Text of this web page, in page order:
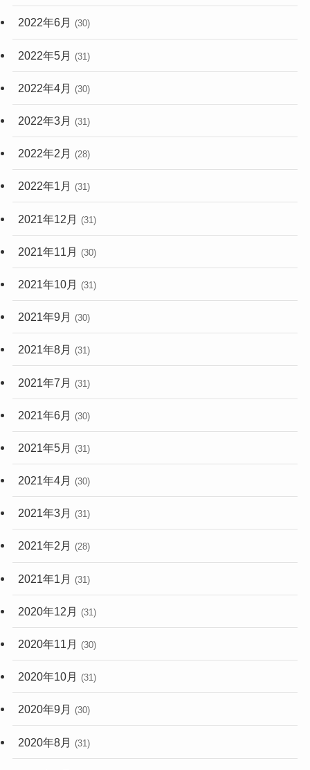
2022年6月 (30)
2022年5月 (31)
2022年4月 (30)
2022年3月 (31)
2022年2月 (28)
2022年1月 (31)
2021年12月 (31)
2021年11月 (30)
2021年10月 (31)
2021年9月 (30)
2021年8月 (31)
2021年7月 (31)
2021年6月 (30)
2021年5月 (31)
2021年4月 (30)
2021年3月 (31)
2021年2月 (28)
2021年1月 (31)
2020年12月 (31)
2020年11月 (30)
2020年10月 (31)
2020年9月 (30)
2020年8月 (31)